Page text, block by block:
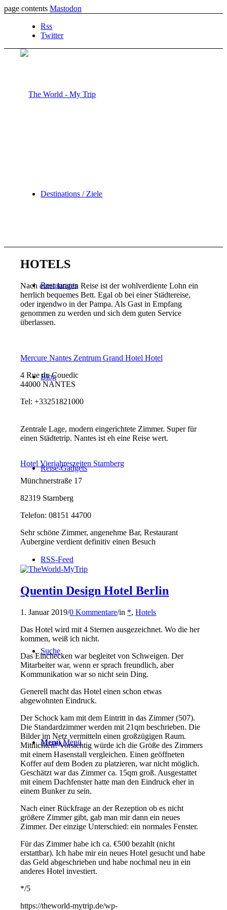
page contents Mastodon
Rss
Twitter
Destinations / Ziele
Restaurants
Blog
Reise-Gadgets
RSS-Feed
Suche
Menü Menü
HOTELS
Nach einer langen Reise ist der wohlverdiente Lohn ein
herrlich bequemes Bett. Egal ob bei einer Städtereise,
oder irgendwo in der Pampa. Als Gast in Empfang
genommen zu werden und sich dem guten Service
überlassen.
Mercure Nantes Zentrum Grand Hotel Hotel
4 Rue du Couedic
44000 NANTES
Tel: +33251821000
Zentrale Lage, modern eingerichtete Zimmer. Super für
einen Städtetrip. Nantes ist eh eine Reise wert.
Hotel Vierjahreszeiten Starnberg
Münchnerstraße 17
82319 Starnberg
Telefon:08151 44700
Sehr schöne Zimmer, angenehme Bar, Restaurant
Aubergine verdient definitiv einen Besuch
Quentin Design Hotel Berlin
1. Januar 2019/0 Kommentare/in *,Hotels
Das Hotel wird mit 4 Sternen ausgezeichnet. Wo die her
kommen, weiß ich nicht.
Das Einchecken war begleitet von Schweigen. Der
Mitarbeiter war, wenn er sprach freundlich, aber
Kommunikation war so nicht sein Ding.
Generell macht das Hotel einen schon etwas
abgewohnten Eindruck.
Der Schock kam mit dem Eintritt in das Zimmer (507).
Die Standardzimmer werden mit 21qm beschrieben. Die
Bilder im Netz vermitteln einen großzügigen Raum.
Mitnichten! Vorsichtig würde ich die Größe des Zimmers
mit einem Hasenstall vergleichen. Einen geöffneten
Koffer auf dem Boden zu platzieren, war nicht möglich.
Geschätzt war das Zimmer ca. 15qm groß. Ausgestattet
mit einem Dachfenster hatte man den Eindruck eher in
einem Bunker zu sein.
Nach einer Rückfrage an der Rezeption ob es nicht
größere Zimmer gibt, gab man mir dann ein neues
Zimmer. Der einzige Unterschied: ein normales Fenster.
Für das Zimmer habe ich ca. €500 bezahlt (nicht
erstattbar). Ich habe mir ein neues Hotel gesucht und habe
das Geld abgeschrieben und habe nochmal neu in ein
anderes Hotel investiert.
*/5
https://theworld-mytrip.de/wp-